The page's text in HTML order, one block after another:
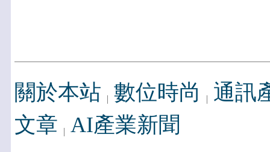
關於本站 數位時尚
通訊
文章 AI產業新聞